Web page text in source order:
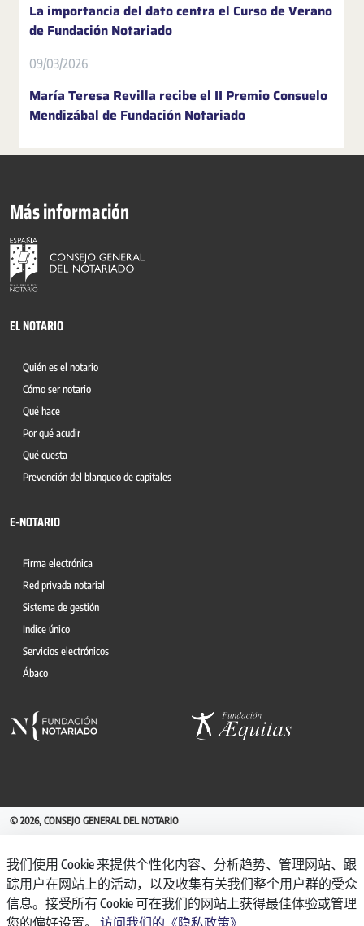
La importancia del dato centra el Curso de Verano
de Fundación Notariado
09/03/2026
María Teresa Revilla recibe el II Premio Consuelo
Mendizábal de Fundación Notariado
Más información
EL NOTARIO
Quién es el notario
Cómo ser notario
Qué hace
Por qué acudir
Qué cuesta
Prevención del blanqueo de capitales
E-NOTARIO
Firma electrónica
Red privada notarial
Sistema de gestión
Indice único
Servicios electrónicos
Ábaco
© 2026, CONSEJO GENERAL DEL NOTARIO
REGISTRO DE ACTIVIDADES DE TRATAMIENTO
AVISO LEGAL
POLÍTICA DE PRIVACIDAD
我们使用 Cookie 来提供个性化内容、分析趋势、管理网站、跟
踪用户在网站上的活动，以及收集有关我们整个用户群的受众
信息。接受所有 Cookie 可在我们的网站上获得最佳体验或管理
您的偏好设置。 访问我们的《隐私政策》